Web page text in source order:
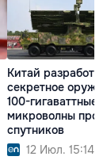
Китай разработал
секретное
100-гигаваттные
микроволны
спутников
12 Июл. 15:14